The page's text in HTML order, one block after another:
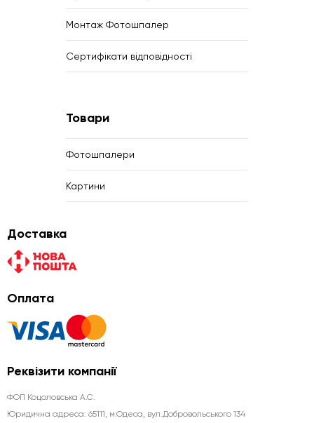
Монтаж Фотошпалер
Сертифікати відповідності
Товари
Фотошпалери
Картини
Доставка
Оплата
Реквізити компанії
ФОП Коцоловська А.С.
Юридична aдреса: 65111, м.Одеса, вул.Добровольського 134